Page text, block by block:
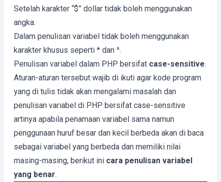
Setelah karakter “$” dollar tidak boleh menggunakan
angka.
Dalam penulisan variabel tidak boleh menggunakan
karakter khusus seperti * dan ^.
Penulisan variabel dalam PHP bersifat case-sensitive.
Aturan-aturan tersebut wajib di ikuti agar kode program
yang di tulis tidak akan mengalami masalah dan
penulisan variabel di PHP bersifat case-sensitive
artinya apabila penamaan variabel sama namun
penggunaan huruf besar dan kecil berbeda akan di baca
sebagai variabel yang berbeda dan memiliki nilai
masing-masing, berikut ini cara penulisan variabel
yang benar.